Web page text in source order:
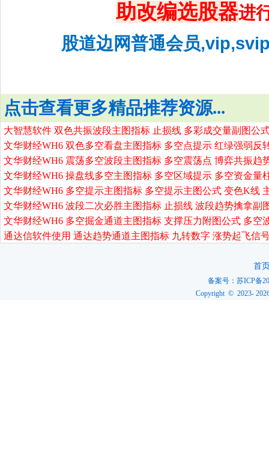
助改编选股器进
股道边网普通会员
点击查看更多精品推荐资源...
大智慧软件 双色共振波段主图指标 止损线 多彩成交量副图公
文华财经WH6 双色多空看盘主图指标 多空点提示 红绿强弱反
文华财经WH6 震荡多空波段主图指标 多空震荡点 博弈共振趋
文华财经WH6 操盘线多空主图指标 多空区域提示 多空资金量
文华财经WH6 多空提示主图指标 多空提示主图公式 变色K线
文华财经WH6 波段二次必胜主图指标 止损线 波段趋势擒拿副
文华财经WH6 多空掘金通道主图指标 支撑压力附图公式 多空
通达信软件使用 通达趋势通道主图指标 九转数字 涨势起飞信
首
备案号：苏ICP备
Copyright © 2023-